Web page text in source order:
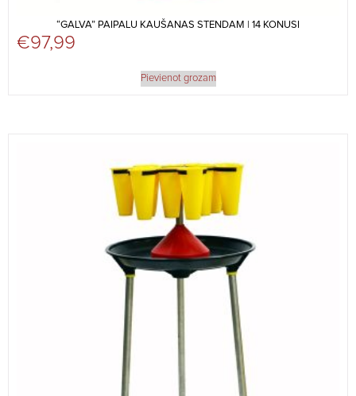
“GALVA” PAIPALU KAUŠANAS STENDAM | 14 KONUSI
€97,99
Pievienot grozam